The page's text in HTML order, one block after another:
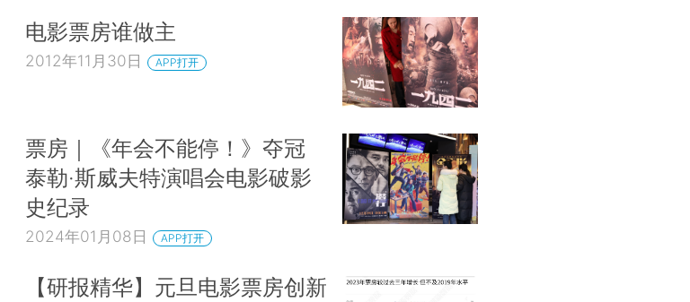
电影票房谁做主
2012年11月30日 APP打开
票房｜《年会不能停！》夺冠
泰勒·斯威夫特演唱会电影破影
史纪录
2024年01月08日 APP打开
【研报精华】元旦电影票房创新